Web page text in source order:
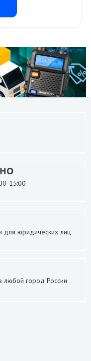
15:00
для юридических лиц
любой город России